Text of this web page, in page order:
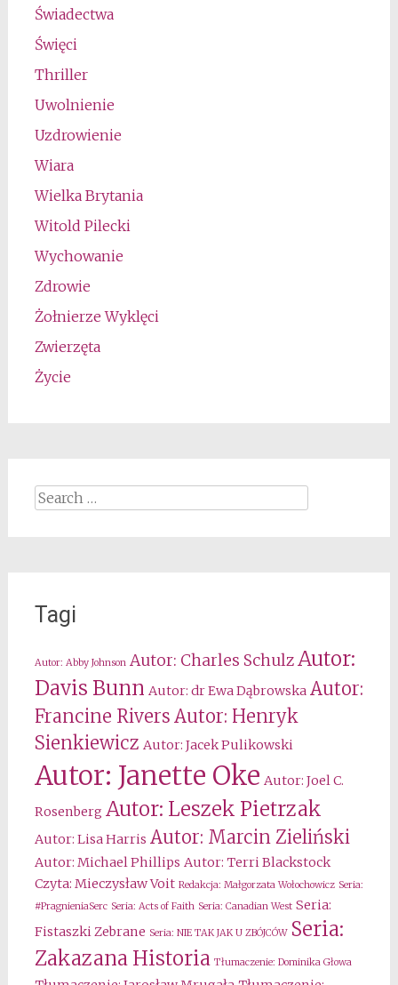
Świadectwa
Święci
Thriller
Uwolnienie
Uzdrowienie
Wiara
Wielka Brytania
Witold Pilecki
Wychowanie
Zdrowie
Żołnierze Wyklęci
Zwierzęta
Życie
Search
Tagi
Autor: Abby Johnson Autor: Charles SchulzAutor:
Davis Bunn Autor: dr Ewa Dąbrowska Autor:
Francine Rivers Autor: Henryk
Sienkiewicz Autor: Jacek Pulikowski
Autor: Janette Oke Autor: Joel C.
Rosenberg Autor: Leszek Pietrzak
Autor: Lisa Harris Autor: Marcin Zieliński
Autor: Michael Phillips Autor: Terri Blackstock
Czyta: Mieczysław Voit Redakcja: Małgorzata Wołochowicz Seria:
#PragnieniaSerc Seria: Acts of Faith Seria: Canadian West Seria:
Fistaszki Zebrane Seria: NIE TAK JAK U ZBÓJCÓW Seria:
Zakazana Historia Tłumaczenie: Dominika Głowa